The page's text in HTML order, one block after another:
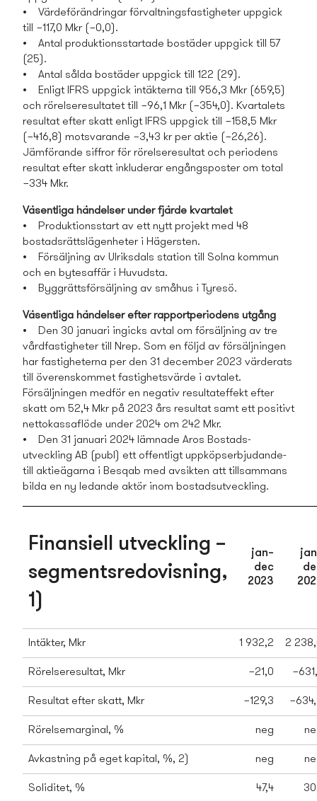
• Värdeförändringar förvaltningsfastigheter uppgick
till −117,0 Mkr (−0,0).
• Antal produktionsstartade bostäder uppgick till 57
(25).
• Antal sålda bostäder uppgick till 122 (29).
• Enligt IFRS uppgick intäkterna till 956,3 Mkr (659,5)
och rörelseresultatet till −96,1 Mkr (−354,0). Kvartalets
resultat efter skatt enligt IFRS uppgick till −158,5 Mkr
(−416,8) motsvarande −3,43 kr per aktie (−26,26).
Jämförande siffror för rörelseresultat och periodens
resultat efter skatt inkluderar engångsposter om total
−334 Mkr.
Väsentliga händelser under fjärde kvartalet
• Produktionsstart av ett nytt projekt med 48
bostads­rättslägenheter i Hägersten.
• Försäljning av Ulriksdals station till Solna kommun
och en bytesaffär i Huvudsta.
• Byggrättsförsäljning av småhus i Tyresö.
Väsentliga händelser efter rapportperiodens utgång
• Den 30 januari ingicks avtal om försäljning av tre
vårdfastigheter till Nrep. Som en följd av försäljningen
har fastigheterna per den 31 december 2023 värderats
till överenskommet fastighets­värde i avtalet.
Försäljningen medför en negativ resultateffekt efter
skatt om 52,4 Mkr på 2023 års resultat samt ett positivt
nettokassaflöde under 2024 om 242 Mkr.
• Den 31 januari 2024 lämnade Aros Bostads­
utveckling AB (publ) ett offentligt uppköpserbjudande­
till aktieägarna i Besqab med avsikten att tillsamman­s
bilda en ny ledande aktör inom bostads­utveckling.
Finansiell utveckling –
segmentsredovisning,
1)
jan–
dec
2023
Intäkter, Mkr 1 932,2 2
Rörelseresultat, Mkr −21,0
Resultat efter skatt, Mkr −129,3
Rörelsemarginal, % neg
Avkastning på eget kapital, %, 2) neg
Soliditet, % 47,4